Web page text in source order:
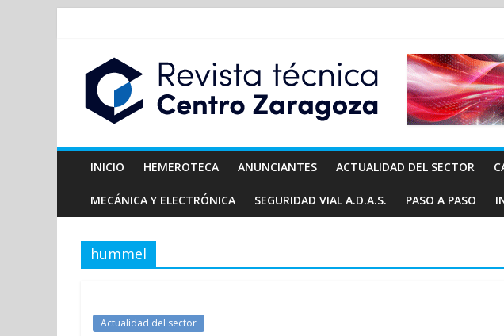
INICIO HEMEROTECA ANUNCIANTES ACTUALIDAD DEL SECTOR
MECÁNICA Y ELECTRÓNICA SEGURIDAD VIAL A.D.A.S. PASO A PASO
hummel
Actualidad del sector